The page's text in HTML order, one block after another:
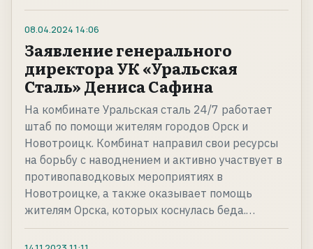
08.04.2024 14:06
Заявление генерального
директора УК «Уральская
Сталь» Дениса Сафина
На комбинате Уральская сталь 24/7 работает
штаб по помощи жителям городов Орск и
Новотроицк. Комбинат направил свои ресурсы
на борьбу с наводнением и активно участвует в
противопаводковых мероприятиях в
Новотроицке, а также оказывает помощь
жителям Орска, которых коснулась беда.…